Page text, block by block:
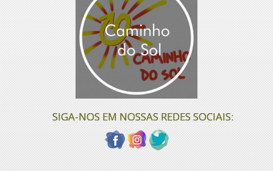
SIGA-NOS EM NOSSAS REDES SOCIAIS: